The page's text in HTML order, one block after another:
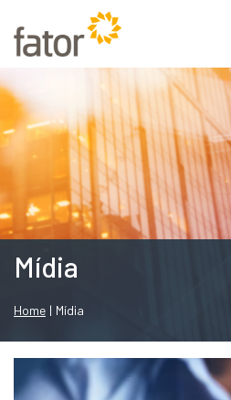
Mídia
Home | Mídia